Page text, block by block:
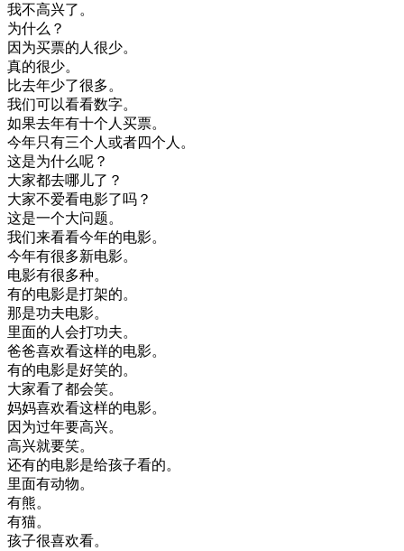
我不高兴了。
为什么 ？
因为买票的人很少。
真的很少。
比去年少了很多。
我们可以看看数字。
如果去年有十个人买票。
今年只有三个人或者四个人。
这是为什么呢 ？
大家都去哪儿了 ？
大家不爱看电影了吗 ？
这是一个大问题。
我们来看看今年的电影。
今年有很多新电影。
电影有很多种。
有的电影是打架的。
那是功夫电影。
里面的人会打功夫。
爸爸喜欢看这样的电影。
有的电影是好笑的。
大家看了都会笑。
妈妈喜欢看这样的电影。
因为过年要高兴。
高兴就要笑。
还有的电影是给孩子看的。
里面有动物。
有熊。
有猫。
孩子很喜欢看。